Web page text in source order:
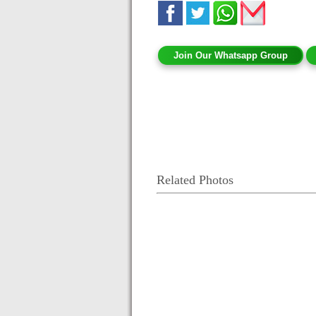
Join Our Whatsapp Group
Related Photos